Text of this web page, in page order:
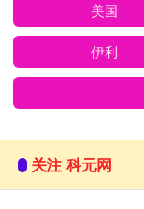
美国
伊利
关注 科元网